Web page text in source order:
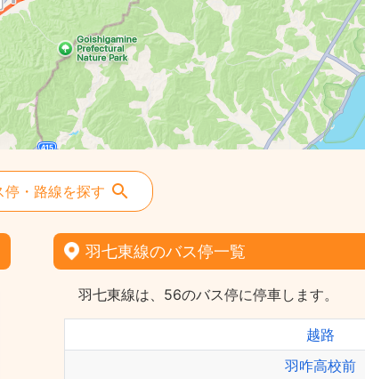
停・路線を探す
羽七東線のバス停一覧
羽七東線は、56のバス停に停車します。
越路
羽咋高校前